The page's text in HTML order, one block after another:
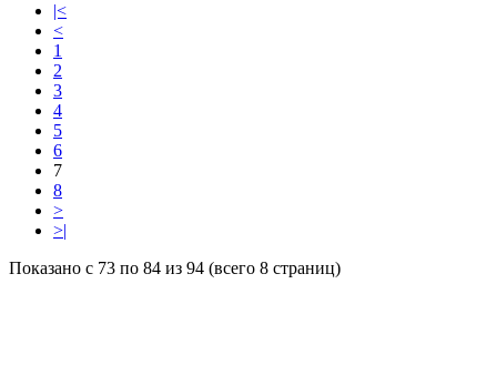
|<
<
1
2
3
4
5
6
7
8
>
>|
Показано с 73 по 84 из 94 (всего 8 страниц)